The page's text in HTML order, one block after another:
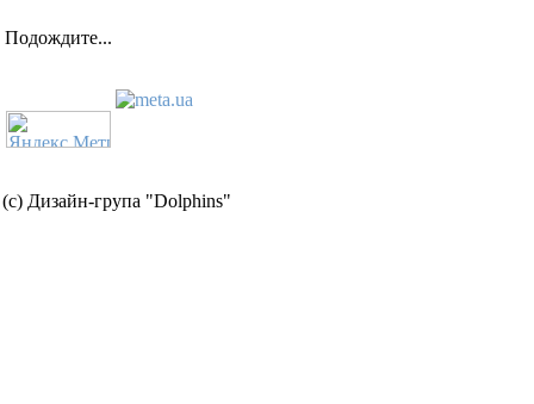
Подождите...
(c) Дизайн-група "Dolphins"